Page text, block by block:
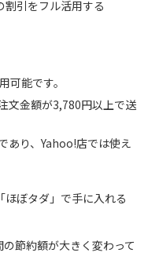
引をフル活用する
可能です。
文金額が3,780円以上で送
あり、Yahoo!店では使え
ぼタダ」で手に入れる
節約額が大きく変わって